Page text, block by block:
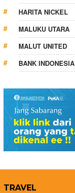
HARITA NICKEL
MALUKU UTARA
MALUT UNITED
BANK INDONESIA
TRAVEL